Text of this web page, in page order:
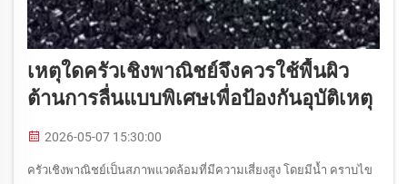
เหตุใดครัวเชิงพาณิชย์จึงควรใช้พื้นผิว
ต้านการลื่นแบบพิเศษเพื่อป้องกันอุบัติเหตุ
2026-05-07 15:30:00
ครัวเชิงพาณิชย์เป็นสภาพแวดล้อมที่มีความเสี่ยงสูง โดยมีน้ำ คราบไข